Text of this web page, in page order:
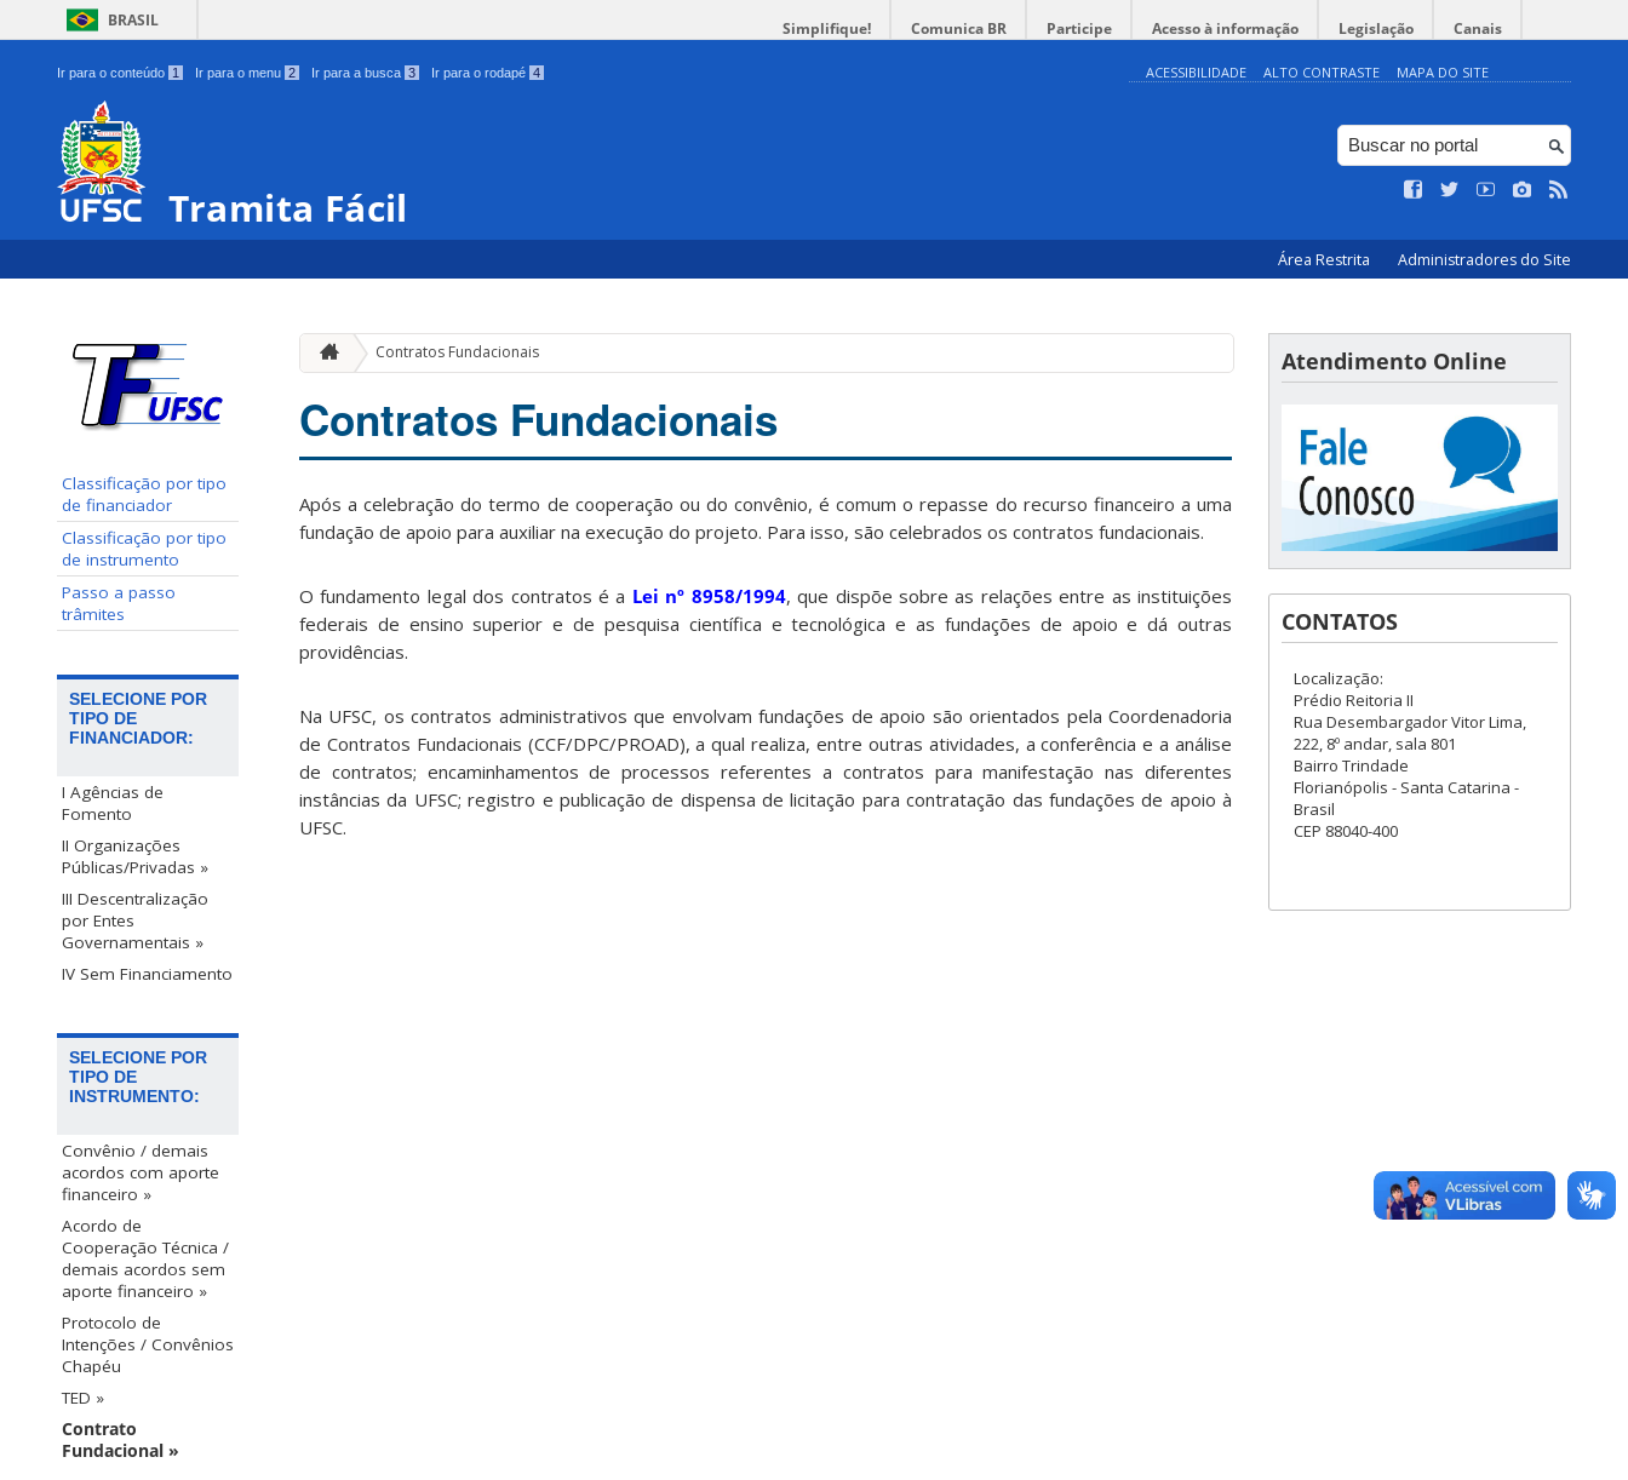
BRASIL Simplifique! Comunica BR Participe Acesso à informação Legislação Canais
Ir para o conteúdo 1 Ir para o menu 2 Ir para a busca 3 Ir para o rodapé 4 ACESSIBILIDADE ALTO CONTRASTE MAPA DO SITE
Tramita Fácil
Área Restrita Administradores do Site
Classificação por tipo
de financiador
Classificação por tipo
de instrumento
Passo a passo
trâmites
SELECIONE POR
TIPO DE
FINANCIADOR:
I Agências de
Fomento
II Organizações
Públicas/Privadas »
III Descentralização
por Entes
Governamentais »
IV Sem Financiamento
SELECIONE POR
TIPO DE
INSTRUMENTO:
Convênio / demais
acordos com aporte
financeiro »
Acordo de
Cooperação Técnica /
demais acordos sem
aporte financeiro »
Protocolo de
Intenções / Convênios
Chapéu
TED »
Contrato
Fundacional »
Contratos Fundacionais
Contratos Fundacionais
Após a celebração do termo de cooperação ou do convênio, é comum o repasse do recurso financeiro a uma
fundação de apoio para auxiliar na execução do projeto. Para isso, são celebrados os contratos fundacionais.
O fundamento legal dos contratos é a Lei nº 8958/1994, que dispõe sobre as relações entre as instituições
federais de ensino superior e de pesquisa científica e tecnológica e as fundações de apoio e dá outras
providências.
Na UFSC, os contratos administrativos que envolvam fundações de apoio são orientados pela Coordenadoria
de Contratos Fundacionais (CCF/DPC/PROAD), a qual realiza, entre outras atividades, a conferência e a análise
de contratos; encaminhamentos de processos referentes a contratos para manifestação nas diferentes
instâncias da UFSC; registro e publicação de dispensa de licitação para contratação das fundações de apoio à
UFSC.
Atendimento Online
CONTATOS
Localização:
Prédio Reitoria II
Rua Desembargador Vitor Lima,
222, 8º andar, sala 801
Bairro Trindade
Florianópolis - Santa Catarina -
Brasil
CEP 88040-400